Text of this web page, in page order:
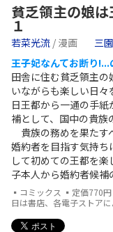
貧乏領主の娘
１
若菜光流 / 漫画 三
王子妃なんてお断り
田舎に住む貧乏領主
いながらも楽しい日
日王都から一通の手
補として、国中の貴族
貴族の務めを果たす
婚約者を目指す気持
して初めての王都を
子本人から婚約者候
▪コミックス ▪定価770
日は書店、各電子ストアに